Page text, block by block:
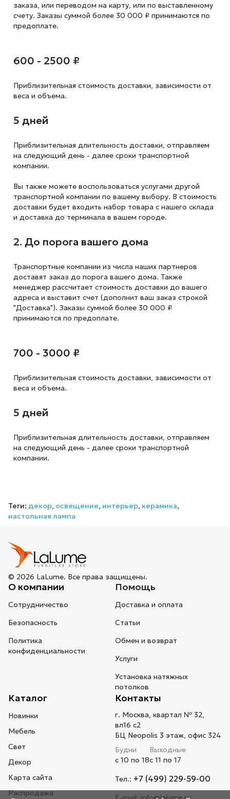
заказа, или переводом на карту, или по выставленному
счету. Заказы суммой более 30 000 ₽ принимаются по
предоплате.
600 - 2500 ₽
Приблизительная стоимость доставки, зависимости от
веса и объема.
5 дней
Приблизительная длительность доставки, отправляем
на следующий день - далее сроки транспортной
компании.
Вы также можете воспользоваться услугами другой
транспортной компании по вашему выбору. В стоимость
доставки будет входить набор товара с нашего склада
и доставка до терминала в вашем городе.
2. До порога вашего дома
Транспортные компании из числа наших партнеров
доставят заказ до порога вашего дома. Также
менеджер рассчитает стоимость доставки до вашего
адреса и выставит счет (дополнит ваш заказ строкой
"Доставка"). Заказы суммой более 30 000 ₽
принимаются по предоплате.
700 - 3000 ₽
Приблизительная стоимость доставки, зависимости от
веса и объема.
5 дней
Приблизительная длительность доставки, отправляем
на следующий день - далее сроки транспортной
компании.
Теги: декор, освещение, интерьер, керамика,
настольная лампа
© 2026 LaLume. Все права защищены.
О компании
Сотрудничество
Безопасность
Политика
конфиденциальности
Помощь
Доставка и оплата
Статьи
Обмен и возврат
Услуги
Установка натяжных
потолков
Каталог
Новинки
Мебель
Свет
Декор
Карта сайта
Распродажа
Контакты
г. Москва, квартал № 32,
вл16 с2
БЦ Neopolis 3 этаж, офис 324
Будни
с 10 по 18
Выходные
с 11 по 17
Тел.: +7 (499) 229-59-00